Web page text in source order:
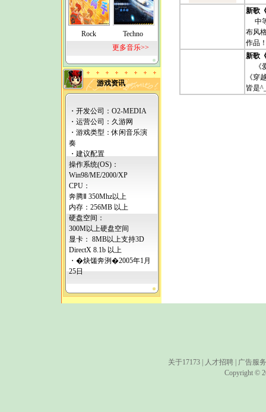
Rock
Techno
更多音乐>>
游戏资讯
・开发公司：O2-MEDIA
・运营公司： 久游网
・游戏类型：休闲音乐演
奏
・建议配置
操作系统(OS)：
Win98/ME/2000/XP
CPU：
奔腾Ⅱ 350Mhz以上
内存：256MB 以上
硬盘空间：
300M以上硬盘空间
显卡： 8MB以上支持3D
DirectX 8.1b 以上
・�炔馐奔洌�2005年1月
25日
新歌
中等
布风
作品
新歌
《爱
《穿
皆是
关于17173 人才招聘
广告服务
Copyright ©